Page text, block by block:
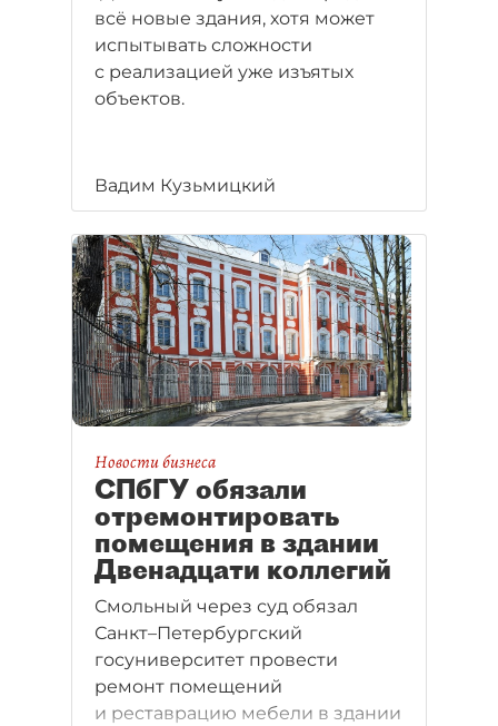
всё новые здания, хотя может
испытывать сложности
с реализацией уже изъятых
объектов.
Вадим Кузьмицкий
Новости бизнеса
СПбГУ обязали
отремонтировать
помещения в здании
Двенадцати коллегий
Смольный через суд обязал
Санкт–Петербургский
госуниверситет провести
ремонт помещений
и реставрацию мебели в здании